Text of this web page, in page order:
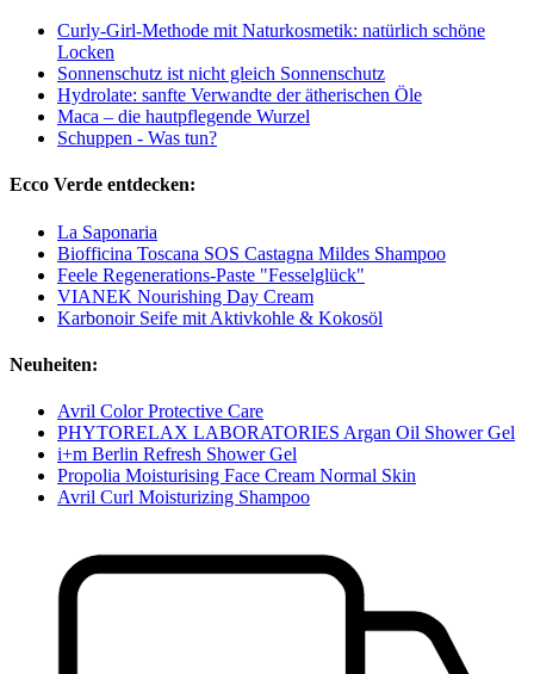
Curly-Girl-Methode mit Naturkosmetik: natürlich schöne
Locken
Sonnenschutz ist nicht gleich Sonnenschutz
Hydrolate: sanfte Verwandte der ätherischen Öle
Maca – die hautpflegende Wurzel
Schuppen - Was tun?
Ecco Verde entdecken:
La Saponaria
Biofficina Toscana SOS Castagna Mildes Shampoo
Feele Regenerations-Paste "Fesselglück"
VIANEK Nourishing Day Cream
Karbonoir Seife mit Aktivkohle & Kokosöl
Neuheiten:
Avril Color Protective Care
PHYTORELAX LABORATORIES Argan Oil Shower Gel
i+m Berlin Refresh Shower Gel
Propolia Moisturising Face Cream Normal Skin
Avril Curl Moisturizing Shampoo